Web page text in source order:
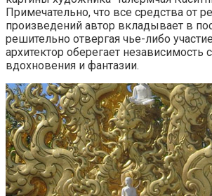
Примечательно, что все средства от
произведений автор вкладывает в
решительно отвергая чье-либо
архитектор оберегает независимость
вдохновения и фантазии.